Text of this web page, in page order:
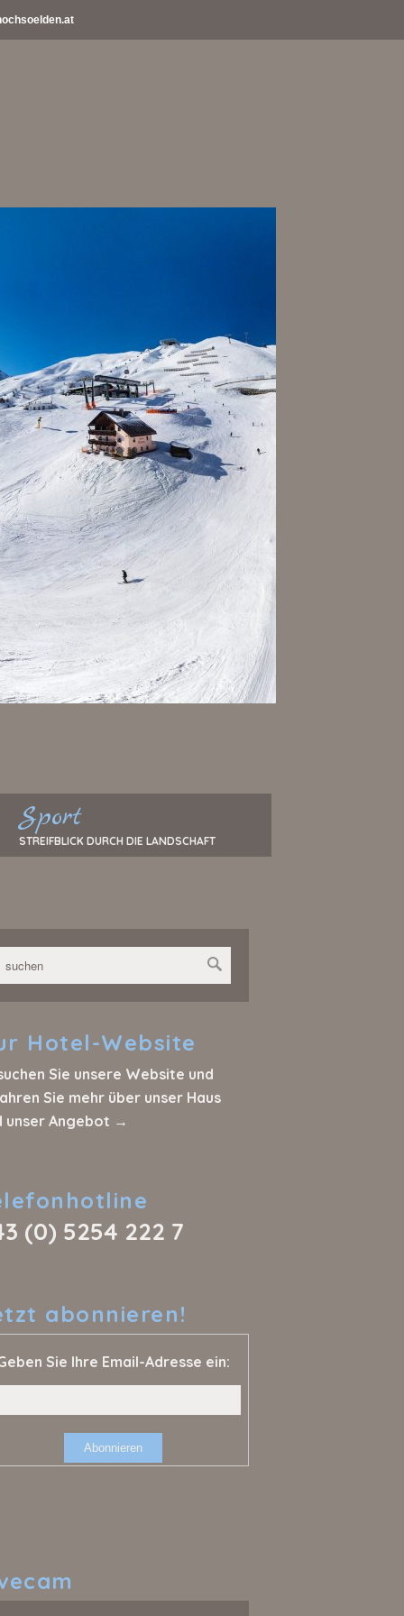
Sport
STREIFBLICK DURCH DIE LANDSCHAFT
Hotel-Website
Sie unsere Website und
Sie mehr über unser Haus
unser Angebot →
(0) 5254 222 7
abonnieren!
Sie Ihre Email-Adresse ein: